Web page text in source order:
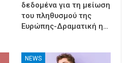
δεδομένα για τη μείωση
του πληθυσμού της
Ευρώπης-Δραματική η…
NEWS